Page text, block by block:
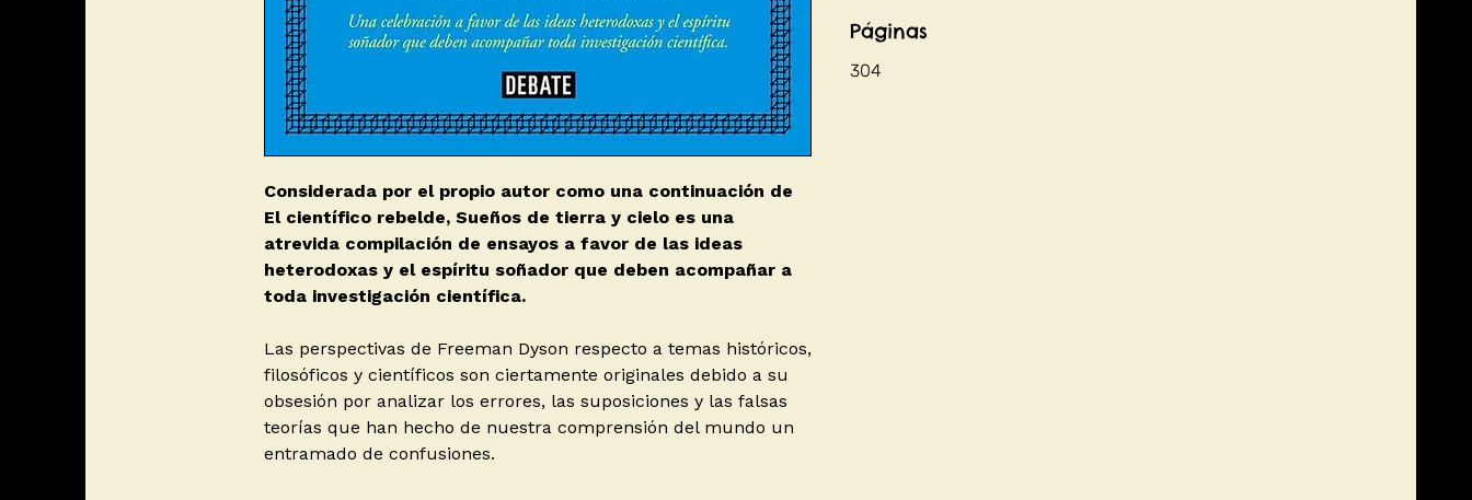
Considerada por el propio autor como una continuación de
El científico rebelde, Sueños de tierra y cielo es una
atrevida compilación de ensayos a favor de las ideas
heterodoxas y el espíritu soñador que deben acompañar a
toda investigación científica.
Las perspectivas de Freeman Dyson respecto a temas históricos,
filosóficos y científicos son ciertamente originales debido a su
obsesión por analizar los errores, las suposiciones y las falsas
teorías que han hecho de nuestra comprensión del mundo un
entramado de confusiones.
Páginas
304